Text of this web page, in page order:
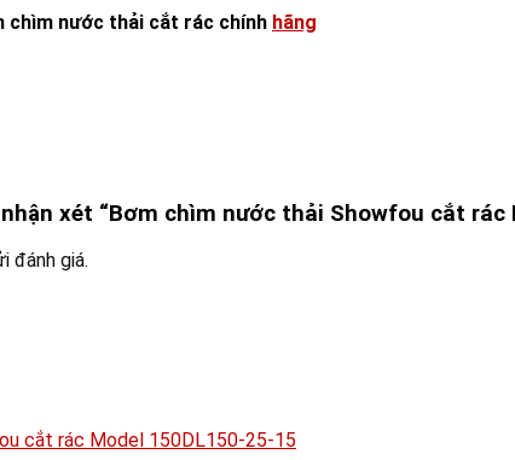
chìm nước thải cắt rác chính hãng
xét “Bơm chìm nước thải Showfou cắt rác
đánh giá.
cắt rác Model 150DL150-25-15